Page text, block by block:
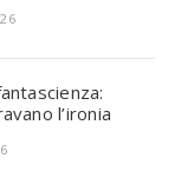
l’ironia